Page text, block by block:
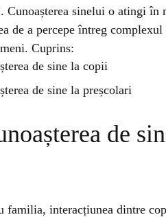
Cunoașterea sinelui o atingi
de a percepe întreg
Cuprins:
de sine la copii
de sine la preșcolari
de
familia, interacțiunea dintre